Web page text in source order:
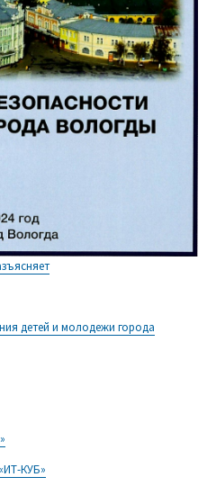
детей и молодежи города
КУБ»